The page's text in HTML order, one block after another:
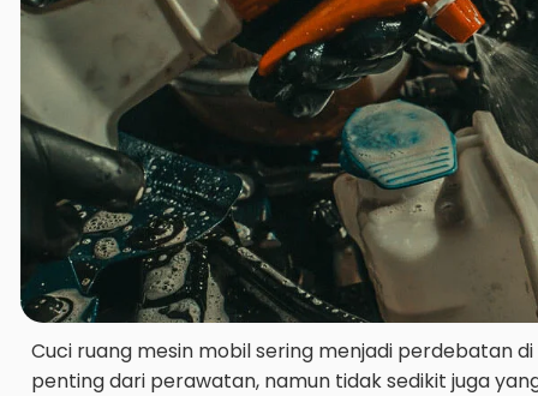
Cuci ruang mesin mobil sering menjadi perdebatan
penting dari perawatan, namun tidak sedikit juga